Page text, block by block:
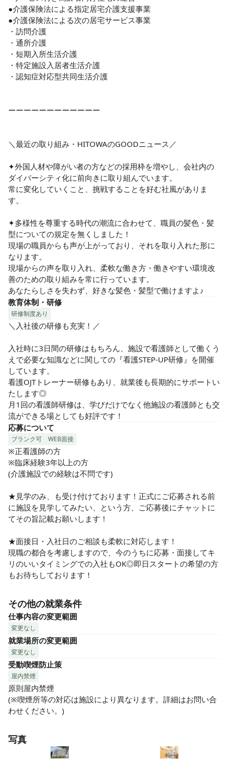
●介護保険法による指定居宅介護支援事業
●介護保険法による次の居宅サービス事業
・訪問介護
・通所介護
・短期入所生活介護
・特定施設入居者生活介護
・認知症対応型共同生活介護
ーーーーーーーーーーーー
＼最近の取り組み・HITOWAのGOODニュース／
✦外国人材や障がい者の方などの採用枠を増やし、会社内の
ダイバーシティ化に前向きに取り組んでいます。
常に変化していくこと、挑戦することを好む社風がありま
す。
✦多様性を尊重する時代の潮流に合わせて、職員の髪色・髪
型についての規定を無くしました！
現場の職員からも声が上がっており、それを取り入れた形に
なります。
現場からの声を取り入れ、柔軟な働き方・働きやすい環境改
善のための取り組みを常に行っています。
あなたらしさを失わず、好きな髪色・髪型で働けますよ♪
教育体制・研修
研修制度あり
＼入社後の研修も充実！／
入社時に3日間の研修はもちろん、施設で看護師として働くう
えで必要な知識などに関しての『看護STEP-UP研修』を開催
しています。
看護OJTトレーナー研修もあり、就業後も長期的にサポートい
たします◎
月1回の看護師研修は、学びだけでなく他施設の看護師とも交
流ができる場としても好評です！
応募について
ブランク可 WEB面接
※正看護師の方
※臨床経験3年以上の方
(介護施設での経験は不問です)
★見学のみ、も受け付けております！正式にご応募される前
に施設を見学してみたい、という方、ご応募後にチャットに
てその旨記載お願いします！
★面接日・入社日のご相談も柔軟に対応します！
現職の都合を考慮しますので、今のうちに応募・面接してキ
リのいいタイミングでの入社もOK◎即日スタートの希望の方
もお待ちしております！
その他の就業条件
仕事内容の変更範囲
変更なし
就業場所の変更範囲
変更なし
受動喫煙防止策
屋内禁煙
原則屋内禁煙
(※喫煙所等の対応は施設により異なります。詳細はお問い合
わせください。)
写真